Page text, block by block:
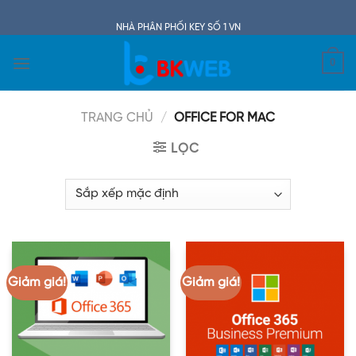
NHÀ PHÂN PHỐI KEY SỐ 1 VN
0
TRANG CHỦ / OFFICE FOR MAC
LỌC
Giảm giá! Giảm giá!